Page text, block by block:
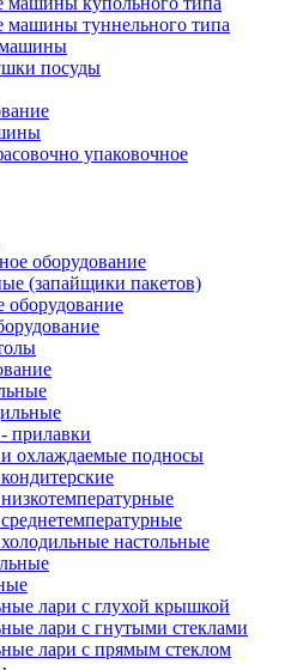
машины туннельного типа
посуды
упаковочное
оборудование
(запайщики пакетов)
оборудование
прилавки
охлаждаемые подносы
настольные
лари с глухой крышкой
лари с гнутыми стеклами
лари с прямым стеклом